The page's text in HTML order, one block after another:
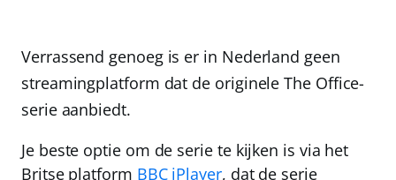
Verrassend genoeg is er in Nederland geen
streamingplatform dat de originele The Office-
serie aanbiedt.
Je beste optie om de serie te kijken is via het
Britse platform BBC iPlayer, dat de serie